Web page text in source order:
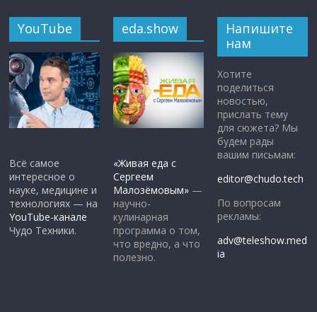
YouTube
Всё самое
интересное о
науке, медицине и
технологиях — на
YouTube-канале
Чудо Техники.
eda.show
«Живая еда с
Сергеем
Малозёмовым» —
научно-
кулинарная
программа о том,
что вредно, а что
полезно.
Напишите
нам
Хотите
поделиться
новостью,
прислать тему
для сюжета? Мы
будем рады
вашим письмам:
editor@chudo.tech
По вопросам
рекламы:
adv@teleshow.med
ia